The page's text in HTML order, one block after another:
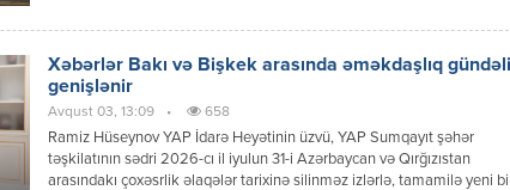
layihəsi çərçivəsində 100-dən çox iş yerinin yaradılması nəzərdə
Xəbərlər Bakı və Bişkek arasında əməkdaşlıq
genişlənir
Avqust 03, 13:09 • 658
Ramiz Hüseynov YAP İdarə Heyətinin üzvü, YAP Sumqayıt şəhər
təşkilatının sədri 2026-cı il iyulun 31-i Azərbaycan və Qırğızıstan
arasındakı çoxəsrlik əlaqələr tarixinə silinməz izlərlə, tamamilə yeni